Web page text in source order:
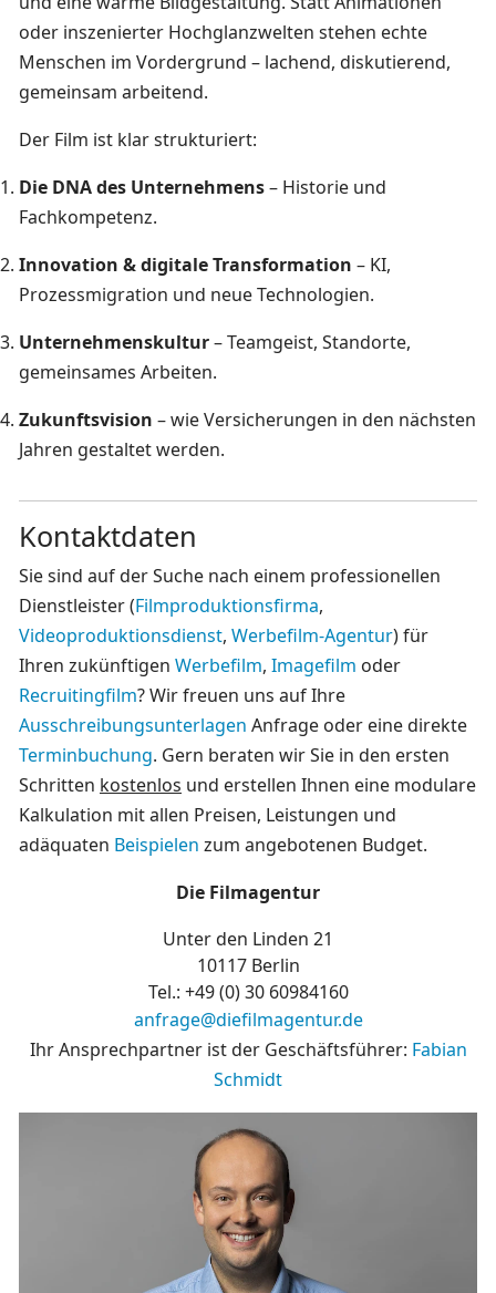
oder inszenierter Hochglanzwelten stehen echte
Menschen im Vordergrund – lachend, diskutierend,
gemeinsam arbeitend.
Der Film ist klar strukturiert:
Die DNA des Unternehmens– Historie und
Fachkompetenz.
Innovation & digitale Transformation – KI,
Prozessmigration und neue Technologien.
Unternehmenskultur– Teamgeist, Standorte,
gemeinsames Arbeiten.
Zukunftsvision – wie Versicherungen in den nächsten
Jahren gestaltet werden.
Kontaktdaten
Sie sind auf der Suche nach einem professionellen
Dienstleister (Filmproduktionsfirma,
Videoproduktionsdienst, Werbefilm-Agentur) für
Ihren zukünftigen Werbefilm, Imagefilm oder
Recruitingfilm? Wir freuen uns auf Ihre
Ausschreibungsunterlagen Anfrage oder eine direkte
Terminbuchung. Gern beraten wir Sie in den ersten
Schritten kostenlos und erstellen Ihnen eine modulare
Kalkulation mit allen Preisen, Leistungen und
adäquaten Beispielen zum angebotenen Budget.
Die Filmagentur
Unter den Linden 21
10117 Berlin
Tel.: +49 (0)30 60984160
anfrage@diefilmagentur.de
Ihr Ansprechpartner ist der Geschäftsführer: Fabian
Schmidt